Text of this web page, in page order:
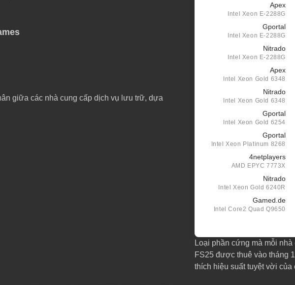
giữa các nhà cung cấp dịch vụ lưu trữ, dựa
Apex
Intel Xeon E-2288G
Gportal
Intel Xeon E-2288G
Nitrado
Intel Xeon E-2288G
Apex
Intel Xeon Gold 6348
Nitrado
Intel Xeon Gold 6348
Gportal
Intel Xeon Gold 6254
Gportal
Intel Xeon Platinum 8268
4netplayers
AMD EPYC 7773X
Nitrado
Intel Xeon Gold 6240R
Gamed.de
Intel Core2 Quad Q9650
Loại phần cứng mà mỗi
FS25 được thuê vào tháng
thích hiệu suất tuyệt vời